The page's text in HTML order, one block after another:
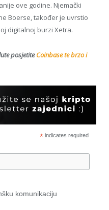
ove godine. Njemački
Boerse, također je uvrstio
digitalnoj burzi Xetra.
posjetiteCoinbase te brzo i
*indicates required
komunikaciju